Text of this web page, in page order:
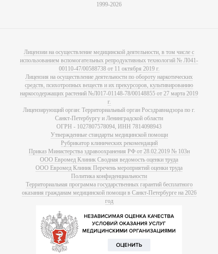
1999-2026
Лицензии на осуществление медицинской деятельности, в том числе с
использованием вспомогательных репродуктивных технологий № Л041-
00110-47/00588738 от 11 октября 2019 г.
Лицензия на осуществление деятельности по обороту наркотических
средств, психотропных веществ и их прекурсоров, культивированию
наркосодержащих растений №Л017-01148-78/00148855 от 27 марта 2019
г.
Лицензирующий орган: Территориальный орган Росздравнадзора по г.
Санкт-Петербургу и Ленинградской области
ОГРН - 1027807578094, ИНН 7814098943
Утвержденные стандарты медицинской помощи
Рубрикатор клинических рекомендаций
Приказ Министерства здравоохранения РФ от 28.02.2019 № 103н
ООО Евромед Клиник Сводная ведомость оценки труда
ООО Евромед Клиник Перечень мероприятий оценки труда
Политика конфиденциальности
Территориальная программа государственных гарантий бесплатного
оказания гражданам медицинской помощи в Санкт-Петербурге на 2026
год